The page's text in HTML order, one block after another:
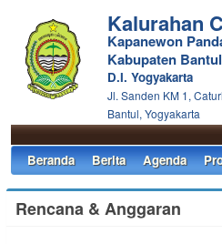
Kalurahan
Kapanewon
Kabupaten Bantul
D.I. Yogyakarta
Jl. Sanden KM 1,
Bantul, Yogyakarta
Beranda Berita Agenda
Rencana & Anggaran